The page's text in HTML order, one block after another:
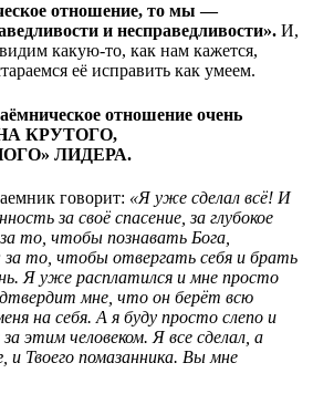
отношение, то мы —
и несправедливости». И,
какую-то, как нам кажется,
её исправить как умеем.
отношение очень
КРУТОГО,
ЛИДЕРА.
говорит: «Я уже сделал всё! И
за своё спасение, за глубокое
то, чтобы познавать Бога,
то, чтобы отвергать себя и брать
Я уже расплатился и мне просто
мне, что он берёт всю
на себя. А я буду просто слепо и
этим человеком. Я все сделал, а
и Твоего помазанника. Вы мне